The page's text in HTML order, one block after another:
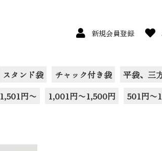
新規会員登録
スタンド袋 チャック付き袋 平袋、三
1,501円〜 1,001円〜1,500円 501円〜